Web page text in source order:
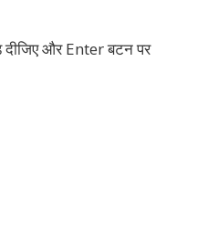
और Enter बटन पर